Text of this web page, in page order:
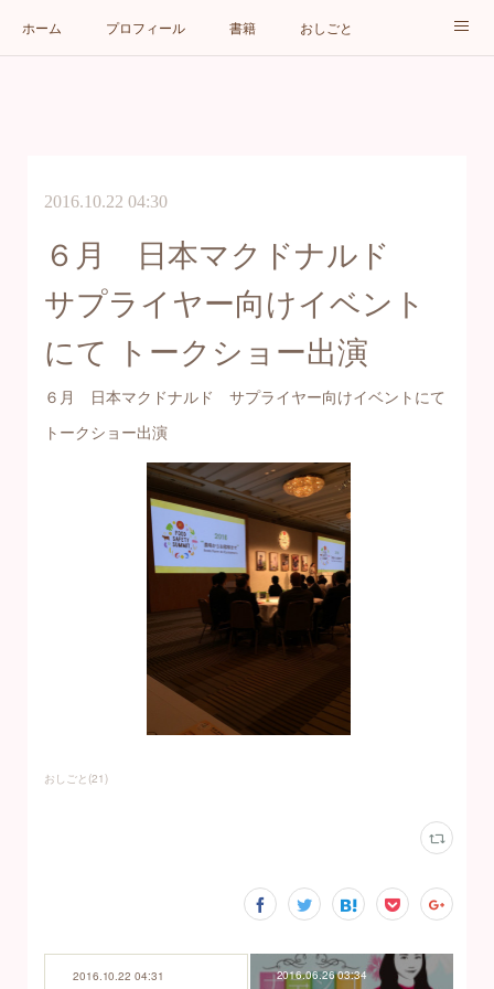
ホーム プロフィール 書籍 おしごと
2016.10.22 04:30
６月 日本マクドナルド
サプライヤー向けイベント
にて トークショー出演
６月 日本マクドナルド サプライヤー向けイベントにて
トークショー出演
おしごと (21)
2016.10.22 04:31 2016.06.26 03:34